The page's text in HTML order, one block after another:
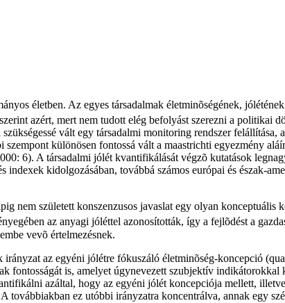
életben. Az egyes társadalmak életminõségének,
azért, mert nem tudott elég befolyást szerezni a politikai
vált egy társadalmi monitoring rendszer felállítása,
különösen fontossá vált a maastrichti egyezmény
6). A társadalmi jólét kvantifikálását végzõ kutatások
kidolgozásában, továbbá számos európai és észak-
nem született konszenzusos javaslat egy olyan konceptuális
az anyagi jóléttel azonosították, így a fejlõdést a
vevõ értelmezésnek.
az egyéni jólétre fókuszáló életminõség-koncepció
fontosságát is, amelyet úgynevezett szubjektív indikátorokkal
azáltal, hogy az egyéni jólét koncepciója mellett,
ez utóbbi irányzatra koncentrálva, annak egy